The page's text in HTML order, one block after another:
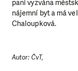
paní vyzvána
nájemní byt a má
Chaloupková.
Autor: ČvT,